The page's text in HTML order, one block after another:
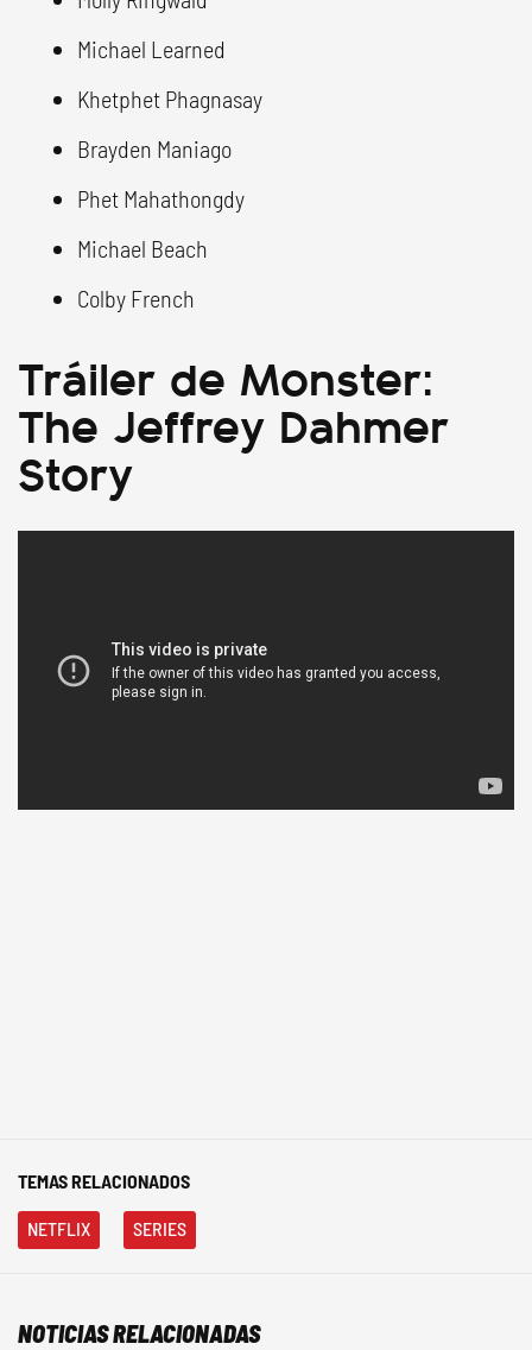
Michael Learned
Khetphet Phagnasay
Brayden Maniago
Phet Mahathongdy
Michael Beach
Colby French
Tráiler de Monster:
The Jeffrey Dahmer
Story
TEMAS RELACIONADOS
NETFLIX SERIES
NOTICIAS RELACIONADAS